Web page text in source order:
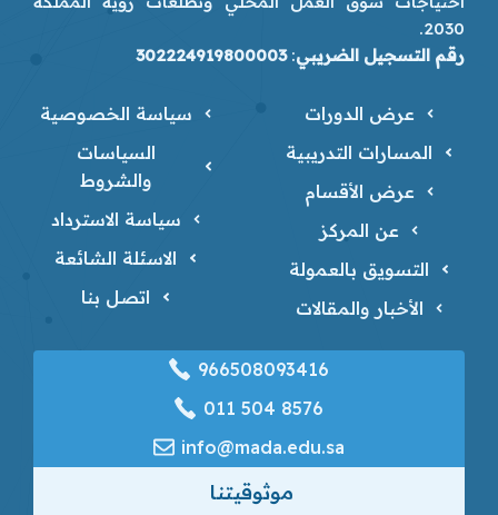
2030.
رقم التسجيل الضريبي:
302224919800003
عرض الدورات
المسارات التدريبية
عرض الأقسام
عن المركز
التسويق بالعمولة
الأخبار والمقالات
سياسة الخصوصية
السياسات
والشروط
سياسة الاسترداد
الاسئلة الشائعة
اتصل بنا
966508093416
‎011 504 8576
info@mada.edu.sa
موثوقيتنا